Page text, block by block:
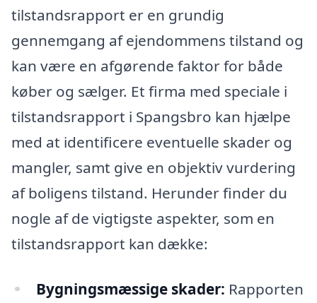
tilstandsrapport er en grundig
gennemgang af ejendommens tilstand og
kan være en afgørende faktor for både
køber og sælger. Et firma med speciale i
tilstandsrapport i Spangsbro kan hjælpe
med at identificere eventuelle skader og
mangler, samt give en objektiv vurdering
af boligens tilstand. Herunder finder du
nogle af de vigtigste aspekter, som en
tilstandsrapport kan dække:
Bygningsmæssige skader: Rapporten